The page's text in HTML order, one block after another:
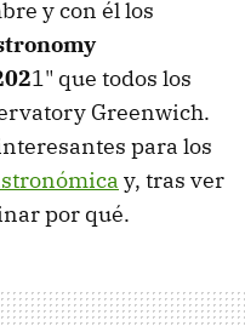
y con él los
1" que todos los
Greenwich.
para los
y, tras ver
por qué.